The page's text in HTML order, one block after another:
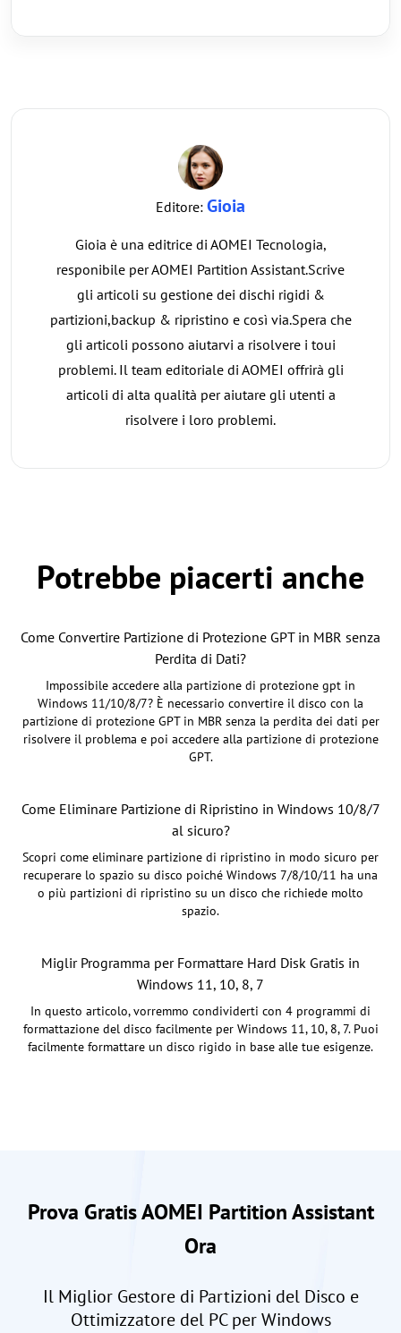
Editore: Gioia
Gioia è una editrice di AOMEI Tecnologia,
responibile per AOMEI Partition Assistant.Scrive
gli articoli su gestione dei dischi rigidi &
partizioni,backup & ripristino e così via.Spera che
gli articoli possono aiutarvi a risolvere i toui
problemi. Il team editoriale di AOMEI offrirà gli
articoli di alta qualità per aiutare gli utenti a
risolvere i loro problemi.
Potrebbe piacerti anche
Come Convertire Partizione di Protezione GPT in MBR senza
Perdita di Dati?
Impossibile accedere alla partizione di protezione gpt in
Windows 11/10/8/7? È necessario convertire il disco con la
partizione di protezione GPT in MBR senza la perdita dei dati per
risolvere il problema e poi accedere alla partizione di protezione
GPT.
Come Eliminare Partizione di Ripristino in Windows 10/8/7
al sicuro?
Scopri come eliminare partizione di ripristino in modo sicuro per
recuperare lo spazio su disco poiché Windows 7/8/10/11 ha una
o più partizioni di ripristino su un disco che richiede molto
spazio.
Miglir Programma per Formattare Hard Disk Gratis in
Windows 11, 10, 8, 7
In questo articolo, vorremmo condividerti con 4 programmi di
formattazione del disco facilmente per Windows 11, 10, 8, 7. Puoi
facilmente formattare un disco rigido in base alle tue esigenze.
Prova Gratis AOMEI Partition Assistant
Ora
Il Miglior Gestore di Partizioni del Disco e
Ottimizzatore del PC per Windows